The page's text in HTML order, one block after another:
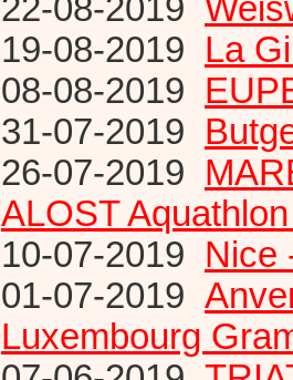
22-08-2019
19-08-2019 La
08-08-2019
31-07-2019
26-07-2019
ALOST
10-07-2019 Nice
01-07-2019
Luxembourg